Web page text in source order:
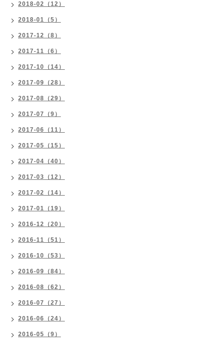
2018-02（12）
2018-01（5）
2017-12（8）
2017-11（6）
2017-10（14）
2017-09（28）
2017-08（29）
2017-07（9）
2017-06（11）
2017-05（15）
2017-04（40）
2017-03（12）
2017-02（14）
2017-01（19）
2016-12（20）
2016-11（51）
2016-10（53）
2016-09（84）
2016-08（62）
2016-07（27）
2016-06（24）
2016-05（9）